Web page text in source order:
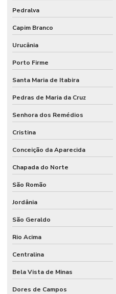
Pedralva
Capim Branco
Urucânia
Porto Firme
Santa Maria de Itabira
Pedras de Maria da Cruz
Senhora dos Remédios
Cristina
Conceição da Aparecida
Chapada do Norte
São Romão
Jordânia
São Geraldo
Rio Acima
Centralina
Bela Vista de Minas
Dores de Campos